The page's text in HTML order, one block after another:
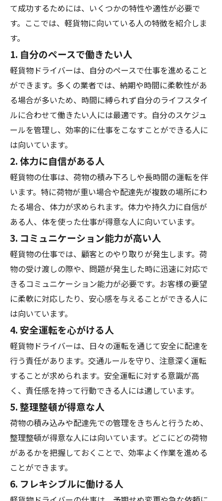
て成功するためには、いくつかの特性や適性が必要で
す。ここでは、軽貨物に向いている人の特徴を紹介しま
す。
1. 自分のペースで働きたい人
軽貨物ドライバーは、自分のペースで仕事を進めること
ができます。多くの業者では、納期や時間に柔軟性があ
る場合が多いため、時間に縛られず自分のライフスタイ
ルに合わせて働きたい人には最適です。自分のスケジュ
ールを管理し、効率的に仕事をこなすことができる人に
は向いています。
2.体力に自信がある人
軽貨物の仕事は、荷物の積み下ろしや長時間の運転を伴
います。特に荷物が重い場合や配達先が複数の場所にわ
たる場合、体力が求められます。体力や持久力に自信が
ある人、体を使った仕事が得意な人に向いています。
3. コミュニケーション能力が高い人
軽貨物の仕事では、顧客とのやり取りが発生します。荷
物の受け渡しの際や、問題が発生した時に迅速に対応で
きるコミュニケーション能力が必要です。お客様の要望
に柔軟に対応したり、安心感を与えることができる人に
は向いています。
4. 安全運転を心がける人
軽貨物ドライバーは、日々の運転を通じて安全に配達を
行う責任があります。交通ルールを守り、注意深く運転
することが求められます。安全運転に対する意識が高
く、責任感を持って行動できる人には適しています。
5.整理整頓が得意な人
荷物の積み込みや配達先での管理をきちんと行うため、
整理整頓が得意な人には向いています。どこにどの荷物
があるかを把握しておくことで、効率よく作業を進める
ことができます。
6. フレキシブルに働ける人